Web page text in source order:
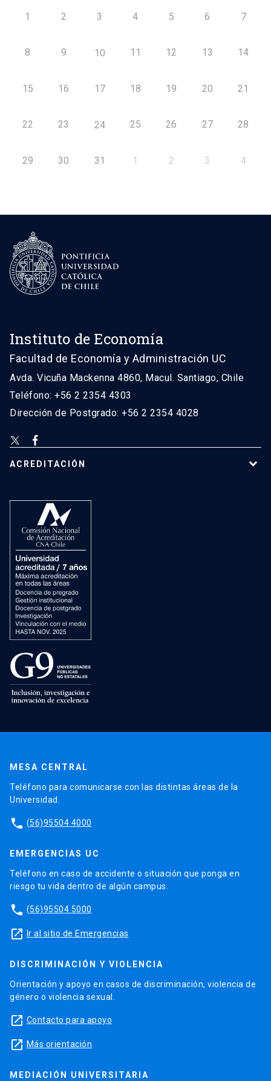
1 2 3 4 5 6 7
8 9 10 11 12 13 14
15 16 17 18 19 20 21
22 23 24 25 26 27 28
29 30 31 1 2 3 4
Instituto de Economía
Facultad de Economía y Administración UC
Avda. Vicuña Mackenna 4860, Macul. Santiago, Chile
Teléfono: +56 2 2354 4303
Dirección de Postgrado: +56 2 2354 4028
ACREDITACIÓN
MESA CENTRAL
Teléfono para comunicarse con las distintas áreas de la
Universidad.
phone (56)95504 4000
EMERGENCIAS UC
Teléfono en caso de accidente o situación que ponga en
riesgo tu vida dentro de algún campus.
phone (56)95504 5000
launch Ir al sitio de Emergencias
DISCRIMINACIÓN Y VIOLENCIA
Orientación y apoyo en casos de discriminación, violencia de
género o violencia sexual.
launch Contacto para apoyo
launch Más orientación
MEDIACIÓN UNIVERSITARIA